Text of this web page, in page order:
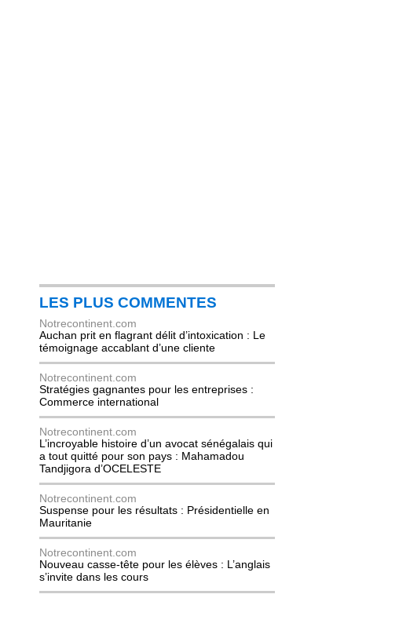
LES PLUS COMMENTES
Notrecontinent.com
Auchan prit en flagrant délit d’intoxication : Le
témoignage accablant d’une cliente
Notrecontinent.com
Stratégies gagnantes pour les entreprises :
Commerce international
Notrecontinent.com
L’incroyable histoire d’un avocat sénégalais qui
a tout quitté pour son pays : Mahamadou
Tandjigora d’OCELESTE
Notrecontinent.com
Suspense pour les résultats : Présidentielle en
Mauritanie
Notrecontinent.com
Nouveau casse-tête pour les élèves : L’anglais
s’invite dans les cours